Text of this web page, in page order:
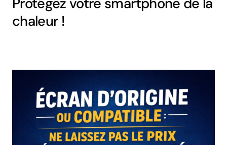
chaleur !